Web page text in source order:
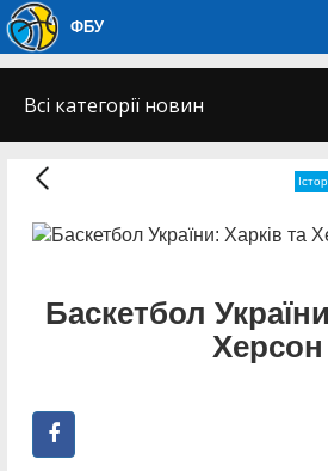
ФБУ
Всі категорії новин
Баскетбол
Херсон